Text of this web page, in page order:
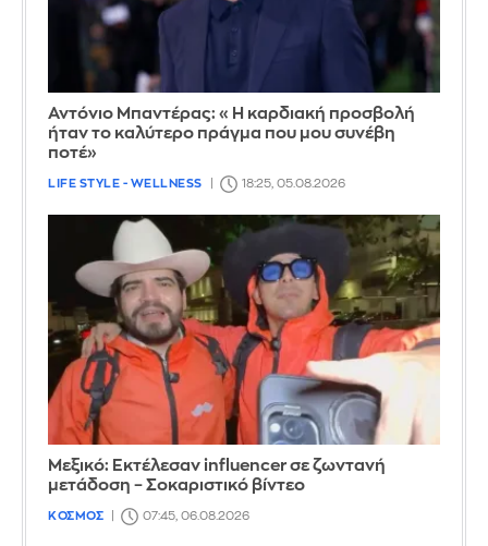
Αντόνιο Μπαντέρας: «Η καρδιακή προσβολή
ήταν το καλύτερο πράγμα που μου συνέβη
ποτέ»
LIFE STYLE - WELLNESS 18:25, 05.08.2026
Μεξικό: Εκτέλεσαν influencer σε ζωντανή
μετάδοση – Σοκαριστικό βίντεο
ΚΟΣΜΟΣ 07:45, 06.08.2026